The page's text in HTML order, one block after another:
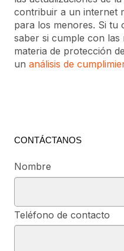
contribuir a un internet
para los menores. Si tu
saber si cumple con las
materia de protección
un análisis de
CONTÁCTANOS
Nombre
Teléfono de contacto